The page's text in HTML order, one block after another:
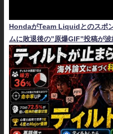
HondaがTeam Liquidとのスポ
ムに敗退後の”原爆GIF”投稿が